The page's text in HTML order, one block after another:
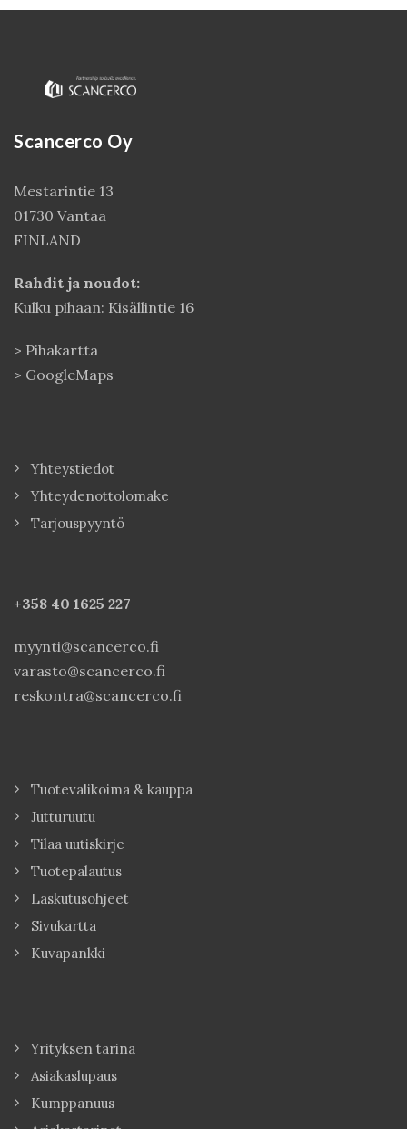
Scancerco Oy
Mestarintie 13
01730 Vantaa
FINLAND
Rahdit ja noudot:
Kulku pihaan: Kisällintie 16
> Pihakartta
> GoogleMaps
Yhteystiedot
Yhteydenottolomake
Tarjouspyyntö
+358 40 1625 227
myynti@scancerco.fi
varasto@scancerco.fi
reskontra@scancerco.fi
Tuotevalikoima & kauppa
Jutturuutu
Tilaa uutiskirje
Tuotepalautus
Laskutusohjeet
Sivukartta
Kuvapankki
Yrityksen tarina
Asiakaslupaus
Kumppanuus